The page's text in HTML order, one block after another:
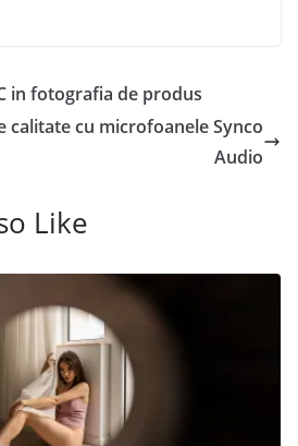
in fotografia de produs
calitate cu microfoanele Synco
Audio
Like